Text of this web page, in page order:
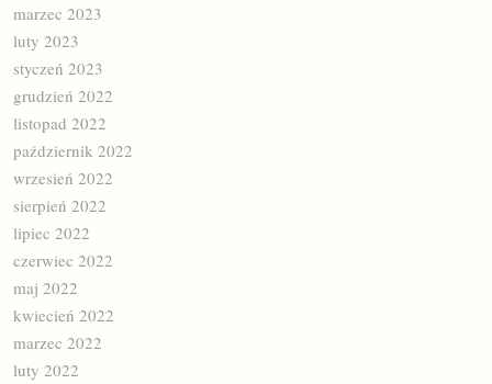
marzec 2023
luty 2023
styczeń 2023
grudzień 2022
listopad 2022
październik 2022
wrzesień 2022
sierpień 2022
lipiec 2022
czerwiec 2022
maj 2022
kwiecień 2022
marzec 2022
luty 2022